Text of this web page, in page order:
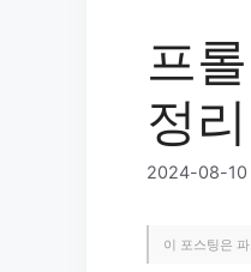
프
정
2024-08-10
이 포스팅은